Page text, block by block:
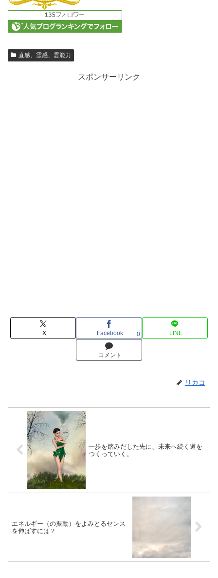
直感、霊感、霊能力
スポンサーリンク
X Facebook 0 LINE
コメント
リカコ
一歩を踏みだした先に、未来へ続く道を
つくっていく。
エネルギー（の振動）をよみとるセンス
を伸ばすには？